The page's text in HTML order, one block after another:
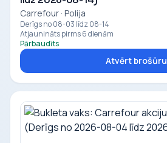
Carrefour · Polija
Derīgs no 08-03 līdz 08-14
Atjaunināts pirms 6 dienām
Pārbaudīts
Atvērt brošūru